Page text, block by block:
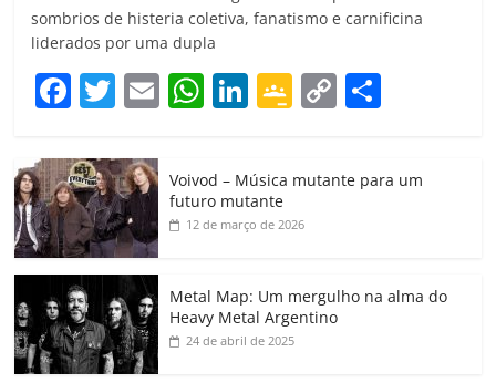
sombrios de histeria coletiva, fanatismo e carnificina
liderados por uma dupla
F
c
e
b
o
o
k
T
itt
er
E
ai
W
at
s
A
p
Li
k
e
dI
G
gl
e
a
ss
C
y
k
p
h
Voivod – Música mutante para um
futuro mutante
12 de março de 2026
Metal Map: Um mergulho na alma do
Heavy Metal Argentino
24 de abril de 2025